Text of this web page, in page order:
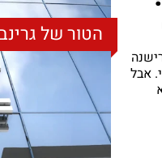
אבל
הטור של